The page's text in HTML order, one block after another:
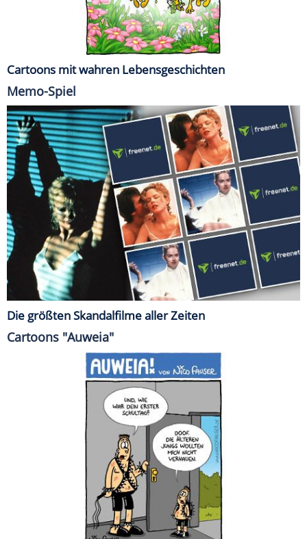
Cartoons mit wahren Lebensgeschichten
Memo-Spiel
Die größten Skandalfilme aller Zeiten
Cartoons "Auweia"